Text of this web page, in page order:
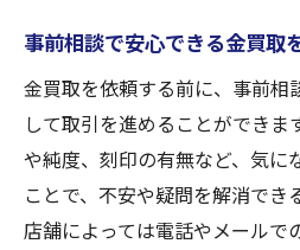
事前相談で安心できる金買取
金買取を依頼する前に、事前相
して取引を進めることができま
や純度、刻印の有無など、気に
ことで、不安や疑問を解消でき
店舗によっては電話やメールで